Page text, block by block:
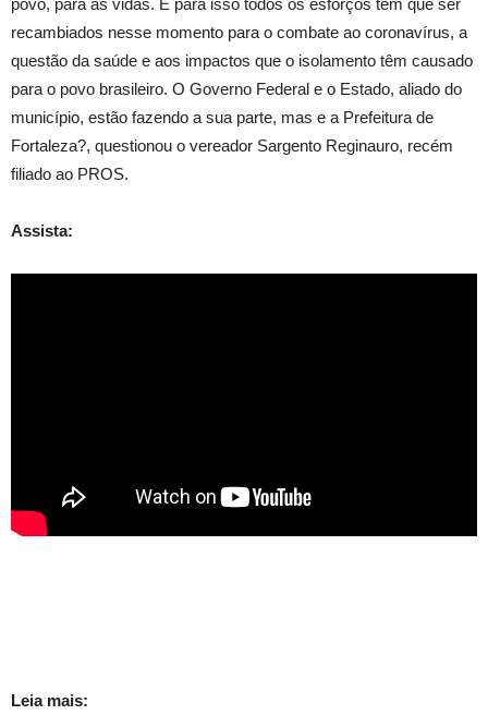
povo, para as vidas. E para isso todos os esforços têm que ser
recambiados nesse momento para o combate ao coronavírus, a
questão da saúde e aos impactos que o isolamento têm causado
para o povo brasileiro. O Governo Federal e o Estado, aliado do
município, estão fazendo a sua parte, mas e a Prefeitura de
Fortaleza?, questionou o vereador Sargento Reginauro, recém
filiado ao PROS.
Assista:
Leia mais: